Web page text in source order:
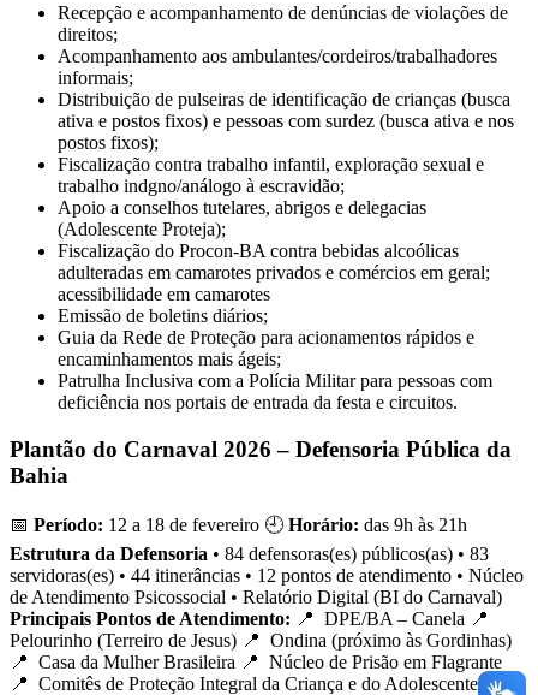
Recepção e acompanhamento de denúncias de violações de
direitos;
Acompanhamento aos ambulantes/cordeiros/trabalhadores
informais;
Distribuição de pulseiras de identificação de crianças (busca
ativa e postos fixos) e pessoas com surdez (busca ativa e nos
postos fixos);
Fiscalização contra trabalho infantil, exploração sexual e
trabalho indgno/análogo à escravidão;
Apoio a conselhos tutelares, abrigos e delegacias
(Adolescente Proteja);
Fiscalização do Procon-BA contra bebidas alcoólicas
adulteradas em camarotes privados e comércios em geral;
acessibilidade em camarotes
Emissão de boletins diários;
Guia da Rede de Proteção para acionamentos rápidos e
encaminhamentos mais ágeis;
Patrulha Inclusiva com a Polícia Militar para pessoas com
deficiência nos portais de entrada da festa e circuitos.
Plantão do Carnaval 2026 – Defensoria Pública da
Bahia
📅 Período: 12 a 18 de fevereiro 🕘 Horário: das 9h às 21h
Estrutura da Defensoria • 84 defensoras(es) públicos(as) • 83
servidoras(es) • 44 itinerâncias • 12 pontos de atendimento • Núcleo
de Atendimento Psicossocial • Relatório Digital (BI do Carnaval)
Principais Pontos de Atendimento: 📍 DPE/BA – Canela 📍
Pelourinho (Terreiro de Jesus) 📍 Ondina (próximo às Gordinhas)
📍 Casa da Mulher Brasileira 📍 Núcleo de Prisão em Flagrante
📍 Comitês de Proteção Integral da Criança e do Adolescente